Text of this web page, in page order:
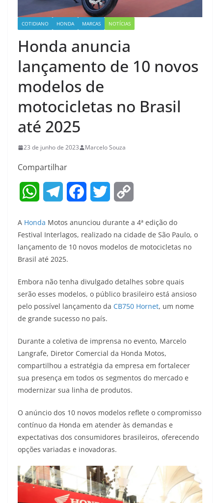
COTIDIANO HONDA MARCAS NOTÍCIAS
Honda anuncia
lançamento de 10 novos
modelos de
motocicletas no Brasil
até 2025
23 de junho de 2023 Marcelo Souza
Compartilhar
W
a
t
p
l
e
a
c
e
o
i
t
e
r
p
y
n
A Honda Motos anunciou durante a 4ª edição do
Festival Interlagos, realizado na cidade de São Paulo, o
lançamento de 10 novos modelos de motocicletas no
Brasil até 2025.
Embora não tenha divulgado detalhes sobre quais
serão esses modelos, o público brasileiro está ansioso
pelo possível lançamento da CB750 Hornet, um nome
de grande sucesso no país.
Durante a coletiva de imprensa no evento, Marcelo
Langrafe, Diretor Comercial da Honda Motos,
compartilhou a estratégia da empresa em fortalecer
sua presença em todos os segmentos do mercado e
modernizar sua linha de produtos.
O anúncio dos 10 novos modelos reflete o compromisso
contínuo da Honda em atender às demandas e
expectativas dos consumidores brasileiros, oferecendo
opções variadas e inovadoras.